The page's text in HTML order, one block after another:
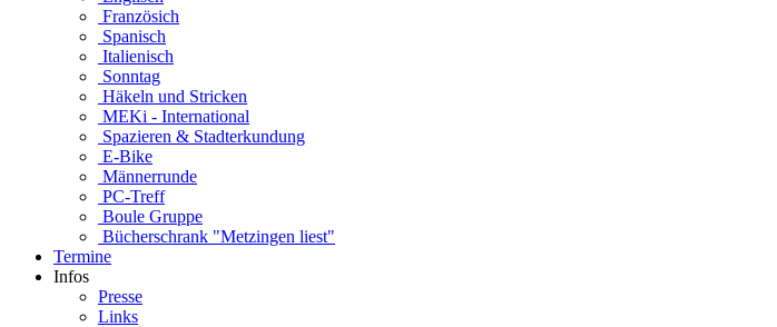
Französich
Spanisch
Italienisch
Sonntag
Häkeln und Stricken
MEKi - International
Spazieren & Stadterkundung
E-Bike
Männerrunde
PC-Treff
Boule Gruppe
Bücherschrank "Metzingen liest"
Termine
Infos
Presse
Links